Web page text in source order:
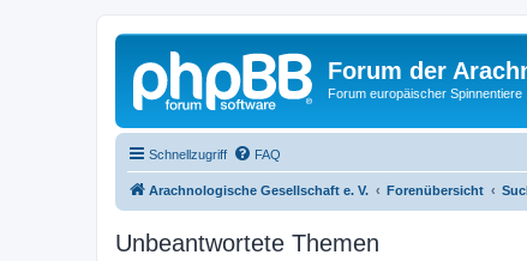
Forum der
Forum europäischer Spinnentiere
Schnellzugriff FAQ
Arachnologische Gesellschaft e. V. Forenübersicht
Unbeantwortete Themen